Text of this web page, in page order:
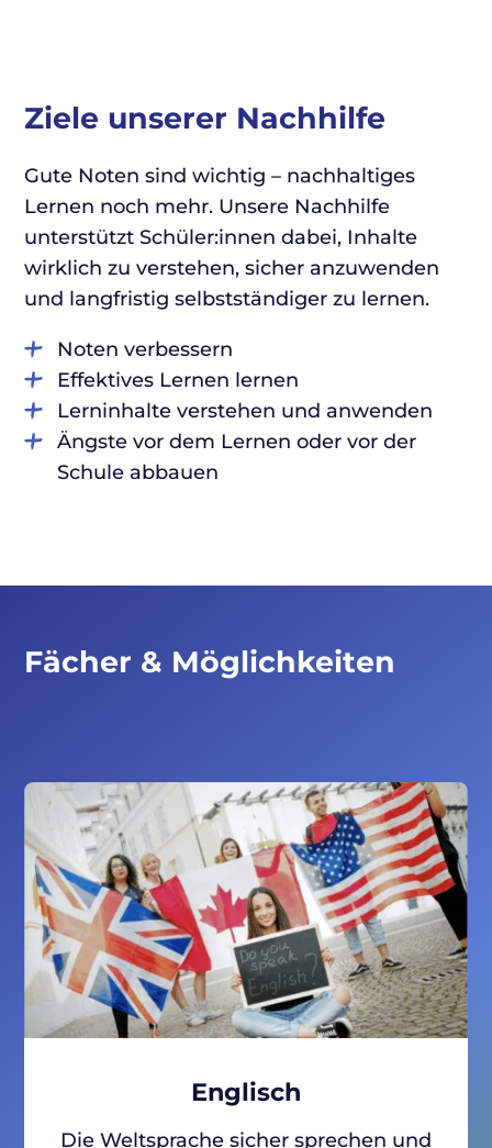
Ziele unserer Nachhilfe
Gute Noten sind wichtig – nachhaltiges
Lernen noch mehr. Unsere Nachhilfe
unterstützt Schüler:innen dabei, Inhalte
wirklich zu verstehen, sicher anzuwenden
und langfristig selbstständiger zu lernen.
Noten verbessern
Effektives Lernen lernen
Lerninhalte verstehen und anwenden
Ängste vor dem Lernen oder vor der
Schule abbauen
Fächer & Möglichkeiten
Englisch
Die Weltsprache sicher sprechen und